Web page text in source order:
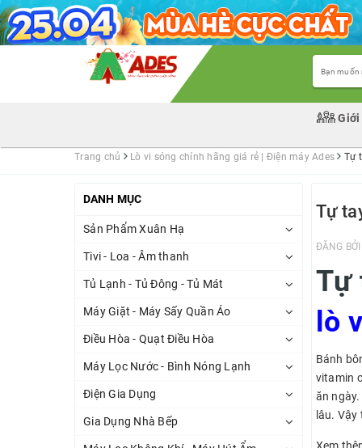
Giới
Trang chủ Lò vi sóng chính hãng giá rẻ | Điện máy Ades Tự
Tự
ĐĂNG
Tự
lò
Bánh
vitamin
ăn
lâu.
DANH MỤC
Sản Phẩm Xuân Hạ
Tivi - Loa - Âm thanh
Tủ Lạnh - Tủ Đông - Tủ Mát
Máy Giặt - Máy Sấy Quần Áo
Điều Hòa - Quạt Điều Hòa
Máy Lọc Nước - Bình Nóng Lạnh
Điện Gia Dụng
Gia Dụng Nhà Bếp